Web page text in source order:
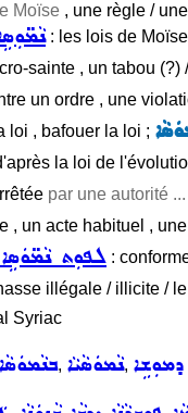
Moïse , une règle /
: les lois de
sainte , un tabou (?)
un ordre , une
loi , bafouer la loi ;
la loi de
par une autorité ...
, un acte habituel ,
ܠܦܘܼܬ :
illégale / illicite /
Syriac
ܒܢܵܡܘܿܣܵܐ, ܢܵܡܘܿܣܵܝܵܐ,